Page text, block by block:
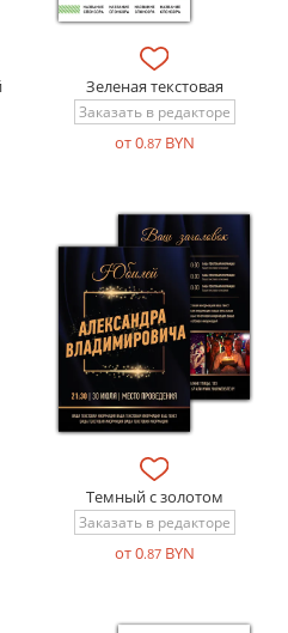
Зеленая текстовая
Заказать в редакторе
от 0.87BYN
Темный с золотом
Заказать в редакторе
от 0.87BYN